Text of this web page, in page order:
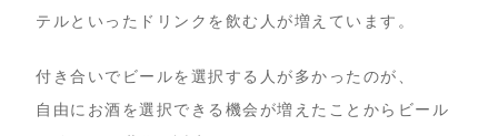
テルといったドリンクを飲む人が増えています。
付き合いでビールを選択する人が多かったのが、
自由にお酒を選択できる機会が増えたことからビール